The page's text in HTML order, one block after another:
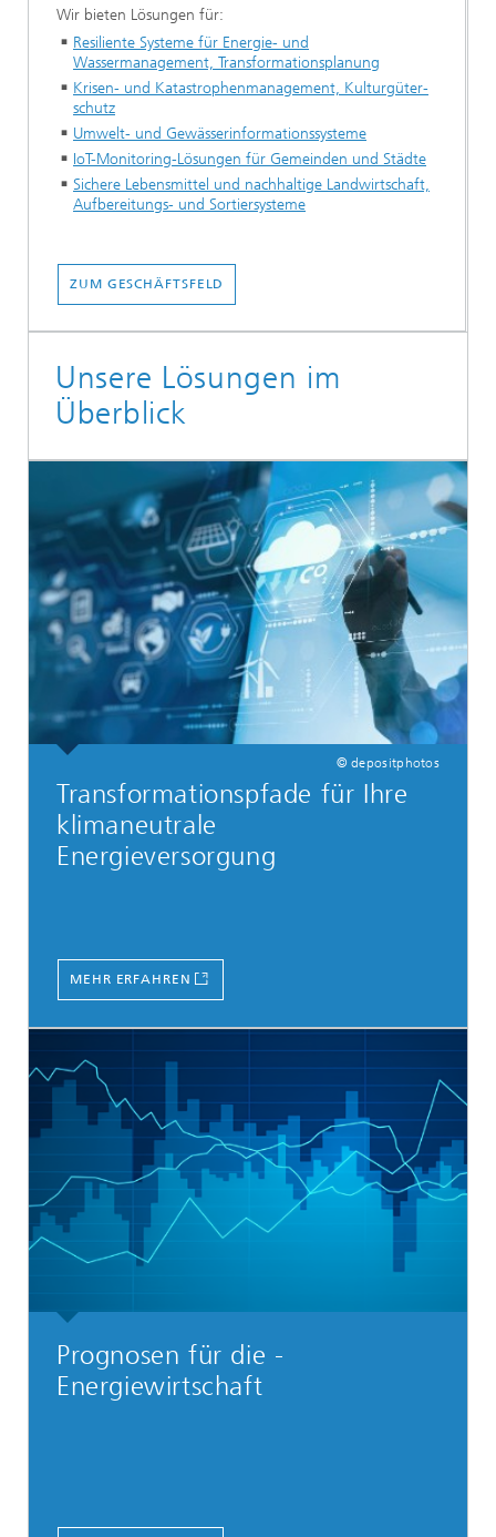
Wir bieten Lösungen für:
Resiliente Systeme für Energie- und
Wassermanagement, Transformationsplanung
Krisen- und Katastrophenmanagement, Kulturgüter­
schutz
Umwelt- und Gewässerinformationssysteme
IoT-Monitoring-Lösungen für Gemeinden und Städte
Sichere Lebensmittel und nachhaltige Landwirtschaft,
Aufbereitungs- und Sortiersysteme
ZUM GESCHÄFTSFELD
Unsere Lösungen im
Überblick
© depositphotos
Transformationspfade für Ihre
klimaneutrale
Energieversorgung
MEHR ERFAHREN
Prognosen für die ­
Energiewirtschaft